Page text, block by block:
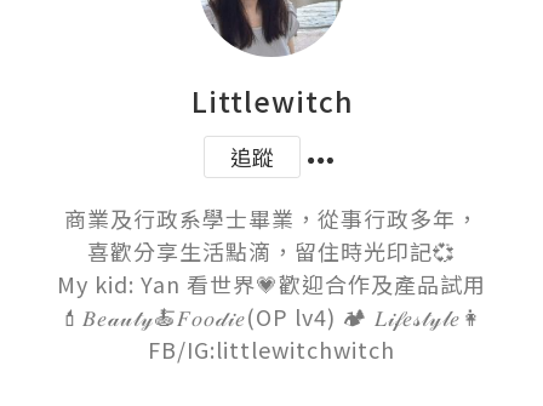
Littlewitch
追蹤
商業及行政系學士畢業，從事行政多年，
喜歡分享生活點滴，留住時光印記💞
My kid: Yan 看世界💗歡迎合作及產品試用
💄𝐵𝑒𝒶𝓊𝓉𝓎🍝𝐹𝑜𝑜𝒹𝒾𝑒(OP lv4) 🏕 𝐿𝒾𝒻𝑒𝓈𝓉𝓎𝓁𝑒👩
FB/IG:littlewitchwitch